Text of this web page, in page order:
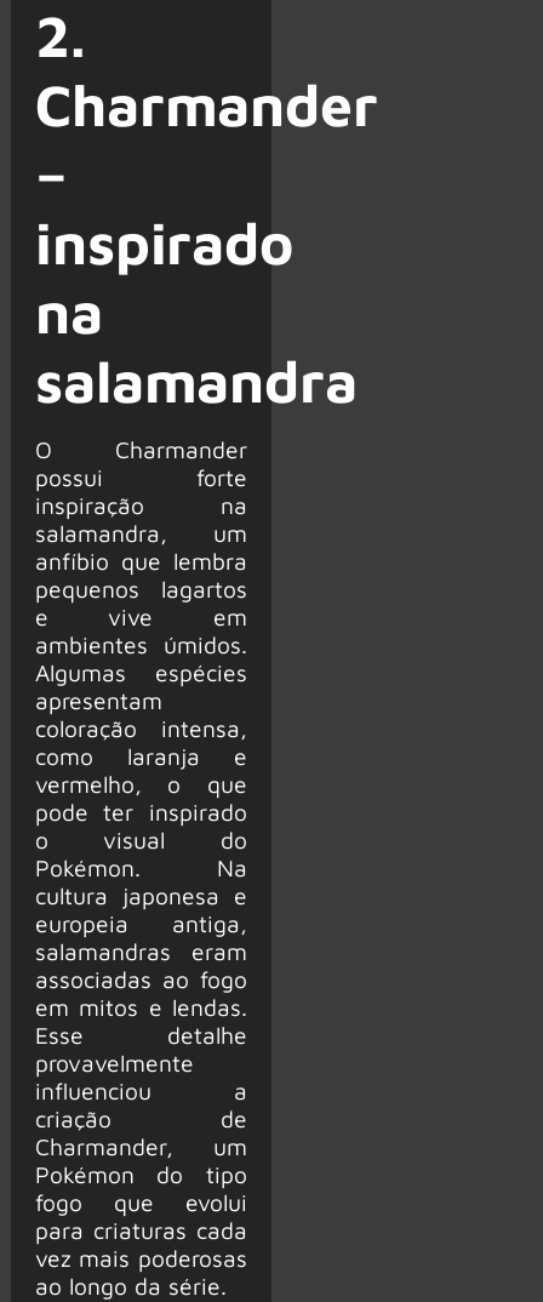
2.
Charmander
–
inspirado
na
salamandra
O Charmander
possui forte
inspiração na
salamandra, um
anfíbio que lembra
pequenos lagartos
e vive em
ambientes úmidos.
Algumas espécies
apresentam
coloração intensa,
como laranja e
vermelho, o que
pode ter inspirado
o visual do
Pokémon. Na
cultura japonesa e
europeia antiga,
salamandras eram
associadas ao fogo
em mitos e lendas.
Esse detalhe
provavelmente
influenciou a
criação de
Charmander, um
Pokémon do tipo
fogo que evolui
para criaturas cada
vez mais poderosas
ao longo da série.